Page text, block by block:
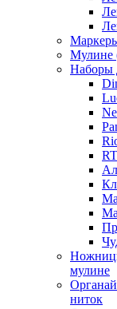
Мулине
Наборы
мулине
ниток